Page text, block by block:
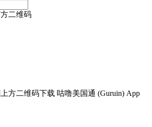
二维码
方二维码下载 咕噜美国通 (Guruin) App